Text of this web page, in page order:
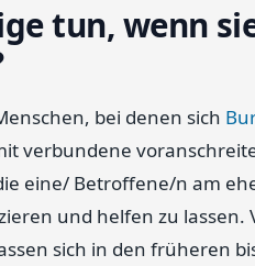
tun, wenn
bei denen sich
verbundene
eine/ Betroffene/n am
und helfen zu lassen.
sich in den früheren